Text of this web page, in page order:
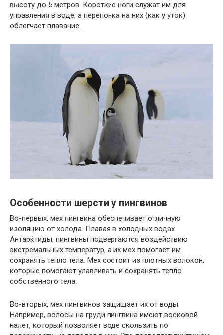
высоту до 5 метров. Короткие ноги служат им для
управления в воде, а перепонка на них (как у уток)
облегчает плавание.
Особенности шерсти у пингвинов
Во-первых, мех пингвина обеспечивает отличную
изоляцию от холода. Плавая в холодных водах
Антарктиды, пингвины подвергаются воздействию
экстремальных температур, а их мех помогает им
сохранять тепло тела. Мех состоит из плотных волокон,
которые помогают улавливать и сохранять тепло
собственного тела.
Во-вторых, мех пингвинов защищает их от воды.
Например, волосы на груди пингвина имеют восковой
налет, который позволяет воде скользить по